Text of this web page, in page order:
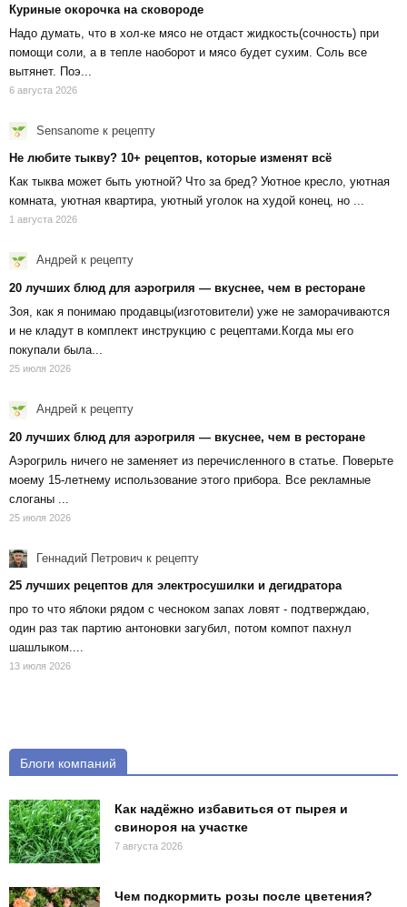
Куриные окорочка на сковороде
Надо думать, что в хол-ке мясо не отдаст жидкость(сочность) при
помощи соли, а в тепле наоборот и мясо будет сухим. Соль все
вытянет. Поэ...
6 августа 2026
Sensanome к рецепту
Не любите тыкву? 10+ рецептов, которые изменят всё
Как тыква может быть уютной? Что за бред? Уютное кресло, уютная
комната, уютная квартира, уютный уголок на худой конец, но ...
1 августа 2026
Андрей к рецепту
20 лучших блюд для аэрогриля — вкуснее, чем в ресторане
Зоя, как я понимаю продавцы(изготовители) уже не заморачиваются
и не кладут в комплект инструкцию с рецептами.Когда мы его
покупали была...
25 июля 2026
Андрей к рецепту
20 лучших блюд для аэрогриля — вкуснее, чем в ресторане
Аэрогриль ничего не заменяет из перечисленного в статье. Поверьте
моему 15-летнему использование этого прибора. Все рекламные
слоганы ...
25 июля 2026
Геннадий Петрович к рецепту
25 лучших рецептов для электросушилки и дегидратора
про то что яблоки рядом с чесноком запах ловят - подтверждаю,
один раз так партию антоновки загубил, потом компот пахнул
шашлыком....
13 июля 2026
Блоги компаний
Как надёжно избавиться от пырея и
свинороя на участке
7 августа 2026
Чем подкормить розы после цветения?